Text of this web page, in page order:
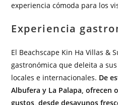
experiencia cómoda para los
Experiencia
El Beachscape Kin Ha Villas &
gastronómica que deleita a
locales e internacionales. De
Albufera y La Palapa, ofrecen
gustos, desde desayunos